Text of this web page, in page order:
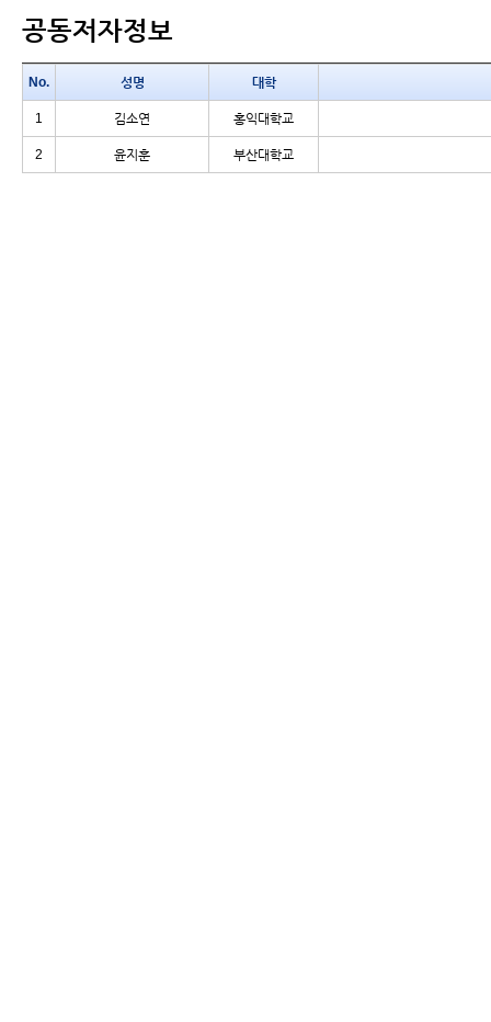
공동저자정보
No. 성명 대학
1 김소연 홍익대학교
2 윤지훈 부산대학교